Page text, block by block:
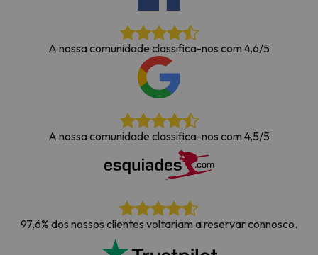
A nossa comunidade classifica-nos com 4,6/5
A nossa comunidade classifica-nos com 4,5/5
97,6% dos nossos clientes voltariam a reservar connosco.